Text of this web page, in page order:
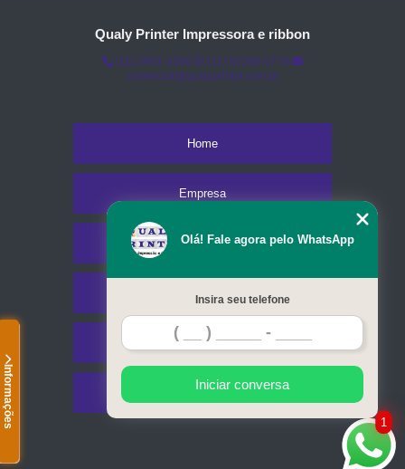
Informações
Qualy Printer Impressora e ribbon
(11) 3451-3366
(11) 91098-5778
comercial@qualyprinter.com.br
Home
Empresa
Missão
Serviços
Contato
Mapa do site
1
Olá! Fale agora pelo WhatsApp
Insira seu telefone
Iniciar conversa